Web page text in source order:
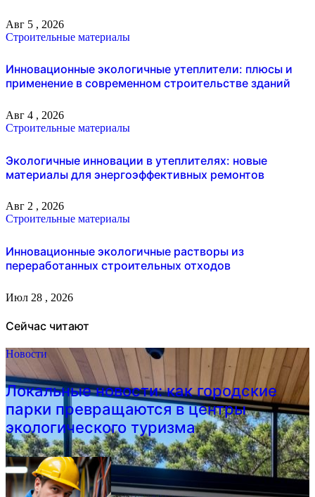
Авг 5 , 2026
Строительные материалы
Инновационные экологичные утеплители: плюсы и
применение в современном строительстве зданий
Авг 4 , 2026
Строительные материалы
Экологичные инновации в утеплителях: новые
материалы для энергоэффективных ремонтов
Авг 2 , 2026
Строительные материалы
Инновационные экологичные растворы из
переработанных строительных отходов
Июл 28 , 2026
Сейчас читают
Новости
Локальные новости: как городские
парки превращаются в центры
экологического туризма